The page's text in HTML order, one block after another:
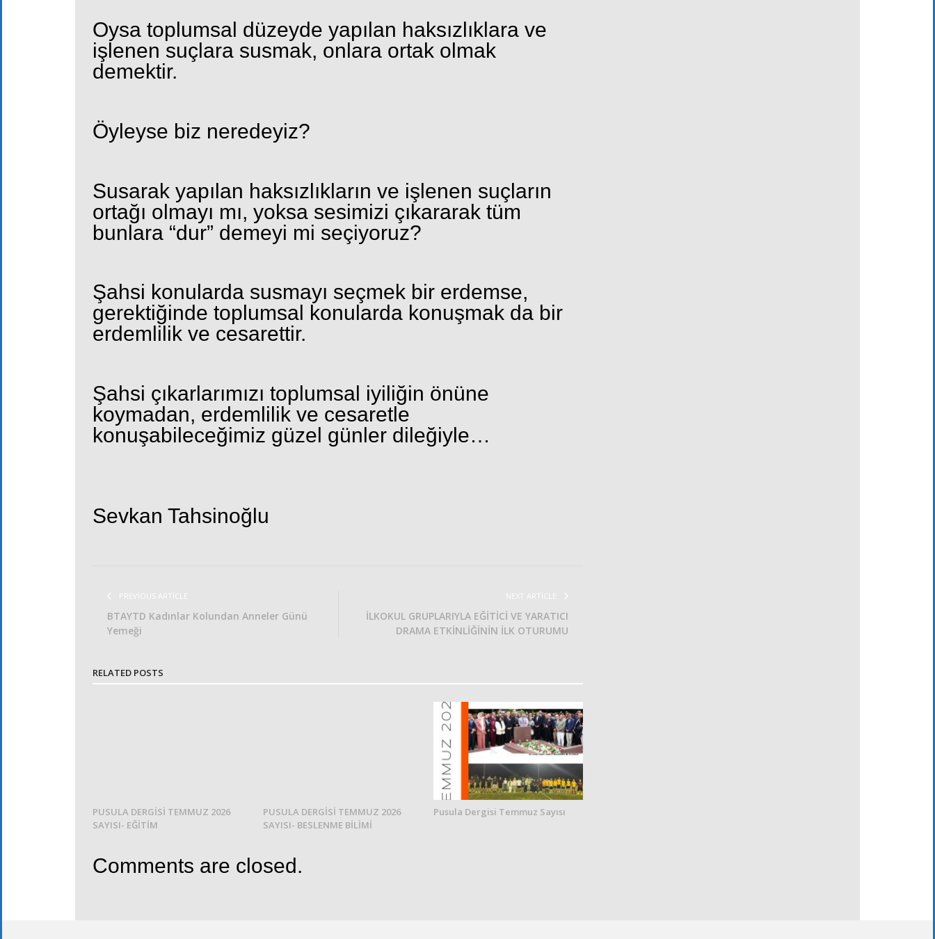
Oysa toplumsal düzeyde yapılan haksızlıklara ve
işlenen suçlara susmak, onlara ortak olmak
demektir.
Öyleyse biz neredeyiz?
Susarak yapılan haksızlıkların ve işlenen suçların
ortağı olmayı mı, yoksa sesimizi çıkararak tüm
bunlara “dur” demeyi mi seçiyoruz?
Şahsi konularda susmayı seçmek bir erdemse,
gerektiğinde toplumsal konularda konuşmak da bir
erdemlilik ve cesarettir.
Şahsi çıkarlarımızı toplumsal iyiliğin önüne
koymadan, erdemlilik ve cesaretle
konuşabileceğimiz güzel günler dileğiyle…
Sevkan Tahsinoğlu
PREVIOUS ARTICLE
BTAYTD Kadınlar Kolundan Anneler Günü
Yemeği
NEXT ARTICLE
İLKOKUL GRUPLARIYLA EĞİTİCİ VE YARATICI
DRAMA ETKİNLİĞİNİN İLK OTURUMU
RELATED POSTS
PUSULA DERGİSİ TEMMUZ 2026
SAYISI- EĞİTİM
PUSULA DERGİSİ TEMMUZ 2026
SAYISI- BESLENME BİLİMİ
Pusula Dergisi Temmuz Sayısı
Comments are closed.